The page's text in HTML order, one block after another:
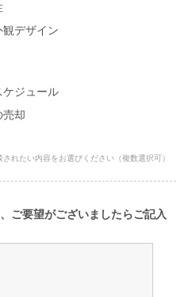
デザイン
ケジュール
売却
れたい内容をお選びください（複数選択可）
ご要望がございましたらご記入